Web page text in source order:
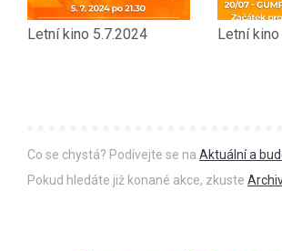
Letní kino 5.7.2024 Letní
Co se chystá? Podívejte se na Aktuální a
Pokud hledáte již konané akce, zkuste